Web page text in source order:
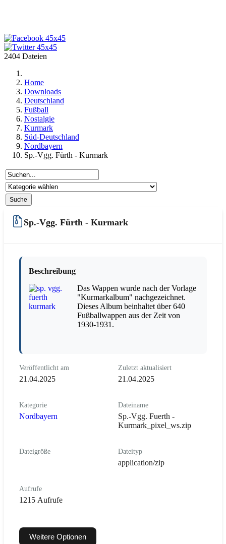
2404 Dateien
Home
Downloads
Deutschland
Fußball
Nostalgie
Kurmark
Süd-Deutschland
Nordbayern
Sp.-Vgg. Fürth - Kurmark
Sp.-Vgg. Fürth - Kurmark
Beschreibung
Das Wappen wurde nach der Vorlage
"Kurmarkalbum" nachgezeichnet.
Dieses Album beinhaltet über 640
Fußballwappen aus der Zeit von
1930-1931.
Veröffentlicht am
21.04.2025
Zuletzt aktualisiert
21.04.2025
Kategorie
Nordbayern
Dateiname
Sp.-Vgg. Fuerth -
Kurmark_pixel_ws.zip
Dateigröße Dateityp
application/zip
Aufrufe
1215 Aufrufe
Weitere Optionen